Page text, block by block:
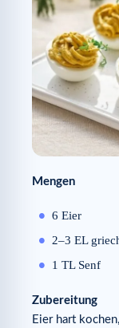
Mengen
6 Eier
2–3 EL
1 TL Senf
Zubereitung
Eier hart